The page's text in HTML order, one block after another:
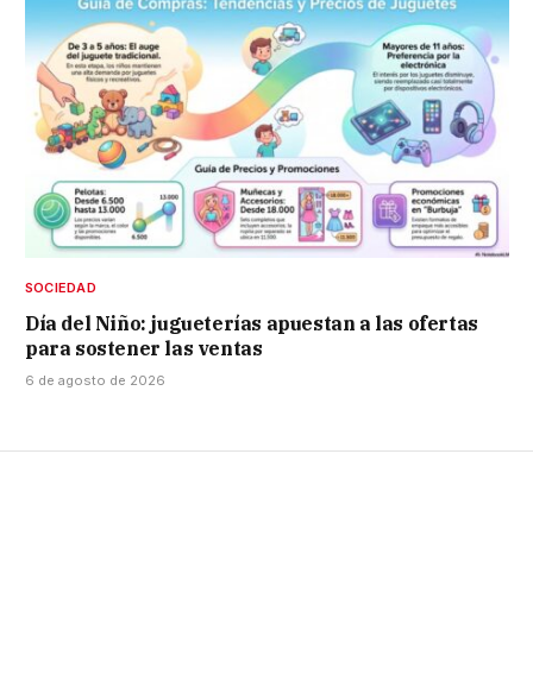
SOCIEDAD
Día del Niño: jugueterías apuestan a las ofertas
para sostener las ventas
6 de agosto de 2026